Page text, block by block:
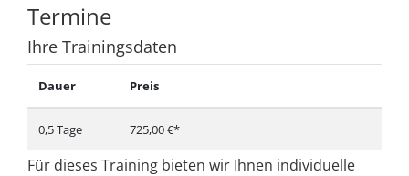
Termine
Ihre Trainingsdaten
Dauer Preis
0,5 Tage 725,00 €*
Für dieses Training bieten wir Ihnen individuelle